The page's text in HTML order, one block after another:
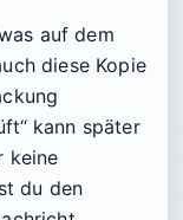
auf dem
diese Kopie
kann später
keine
du den